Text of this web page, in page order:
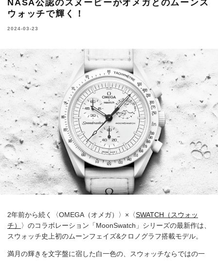
NASA公認のスヌーピーがオメガとのムーンス
ウォッチで輝く！
2024-03-23
2年前から続く〈OMEGA（オメガ）〉×〈SWATCH（スウォッ
チ）
〉のコラボレーション「MoonSwatch」シリーズの最新作は、
スウォッチ史上初のムーンフェイズ&クロノグラフ搭載モデル。
満月の輝きを文字盤に宿した白一色の、スウォッチならではの一